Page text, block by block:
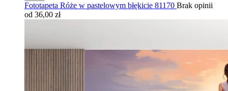
Fototapeta Róże w pastelowym błękicie 81170 Brak opinii
od 36,00 zł